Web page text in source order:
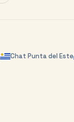
Chat Punta del Este